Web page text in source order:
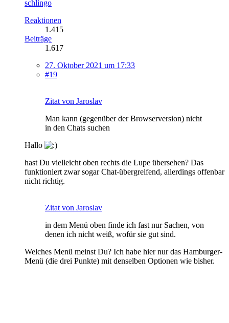
schlingo
Reaktionen
1.415
Beiträge
1.617
27. Oktober 2021 um 17:33
#19
Zitat von Jaroslav
Man kann (gegenüber der Browserversion) nicht
in den Chats suchen
Hallo
hast Du vielleicht oben rechts die Lupe übersehen? Das
funktioniert zwar sogar Chat-übergreifend, allerdings offenbar
nicht richtig.
Zitat von Jaroslav
in dem Menü oben finde ich fast nur Sachen, von
denen ich nicht weiß, wofür sie gut sind.
Welches Menü meinst Du? Ich habe hier nur das Hamburger-
Menü (die drei Punkte) mit denselben Optionen wie bisher.